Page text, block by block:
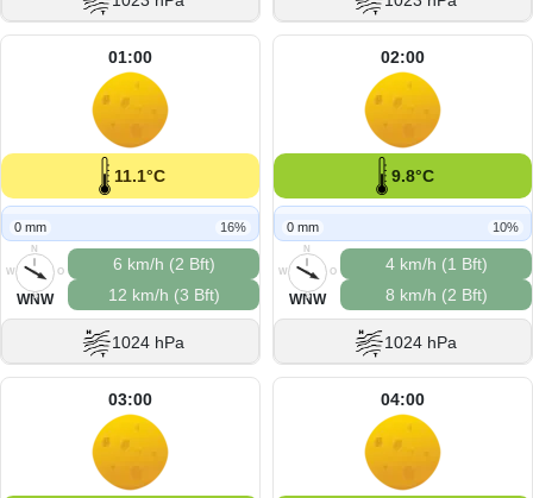
01:00
11.1°C
0 mm 16%
N
O
S
W
WNW
6 km/h (2 Bft)
12 km/h (3 Bft)
1024 hPa
02:00
9.8°C
0 mm 10%
N
O
S
W
WNW
4 km/h (1 Bft)
8 km/h (2 Bft)
1024 hPa
03:00 04:00